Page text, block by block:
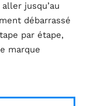
jusqu’au
débarrassé
par étape,
marque